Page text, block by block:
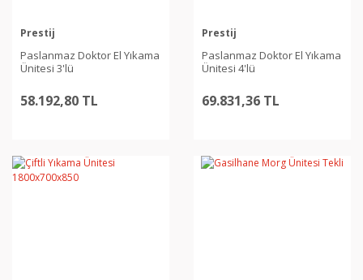
Prestij
Paslanmaz Doktor El Yıkama
Ünitesi 3'lü
58.192,80 TL
Prestij
Paslanmaz Doktor El Yıkama
Ünitesi 4'lü
69.831,36 TL